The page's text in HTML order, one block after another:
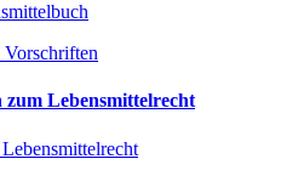
Lebensmittelrecht